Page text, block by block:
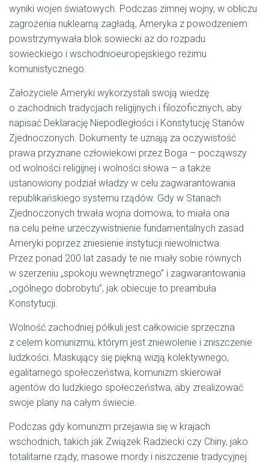
wyniki wojen światowych. Podczas zimnej wojny, w obliczu
zagrożenia nuklearną zagładą, Ameryka z powodzeniem
powstrzymywała blok sowiecki aż do rozpadu
sowieckiego i wschodnioeuropejskiego reżimu
komunistycznego.
Założyciele Ameryki wykorzystali swoją wiedzę
o zachodnich tradycjach religijnych i filozoficznych, aby
napisać Deklarację Niepodległości i Konstytucję Stanów
Zjednoczonych. Dokumenty te uznają za oczywistość
prawa przyznane człowiekowi przez Boga – począwszy
od wolności religijnej i wolności słowa – a także
ustanowiony podział władzy w celu zagwarantowania
republikańskiego systemu rządów. Gdy w Stanach
Zjednoczonych trwała wojna domowa, to miała ona
na celu pełne urzeczywistnienie fundamentalnych zasad
Ameryki poprzez zniesienie instytucji niewolnictwa.
Przez ponad 200 lat zasady te nie miały sobie równych
w szerzeniu „spokoju wewnętrznego” i zagwarantowania
„ogólnego dobrobytu”, jak obiecuje to preambuła
Konstytucji.
Wolność zachodniej półkuli jest całkowicie sprzeczna
z celem komunizmu, którym jest zniewolenie i zniszczenie
ludzkości. Maskujący się piękną wizją kolektywnego,
egalitarnego społeczeństwa, komunizm skierował
agentów do ludzkiego społeczeństwa, aby zrealizować
swoje plany na całym świecie.
Podczas gdy komunizm przejawia się w krajach
wschodnich, takich jak Związek Radziecki czy Chiny, jako
totalitarne rządy, masowe mordy i niszczenie tradycyjnej